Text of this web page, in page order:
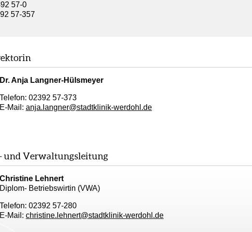
57-0
57-357
Dr. Anja Langner-Hülsmeyer
Telefon: 02392 57-373
E-Mail: anja.langner@stadtklinik-werdohl.de
und Verwaltungsleitung
Christine Lehnert
Diplom- Betriebswirtin (VWA)
Telefon: 02392 57-280
E-Mail: christine.lehnert@stadtklinik-werdohl.de